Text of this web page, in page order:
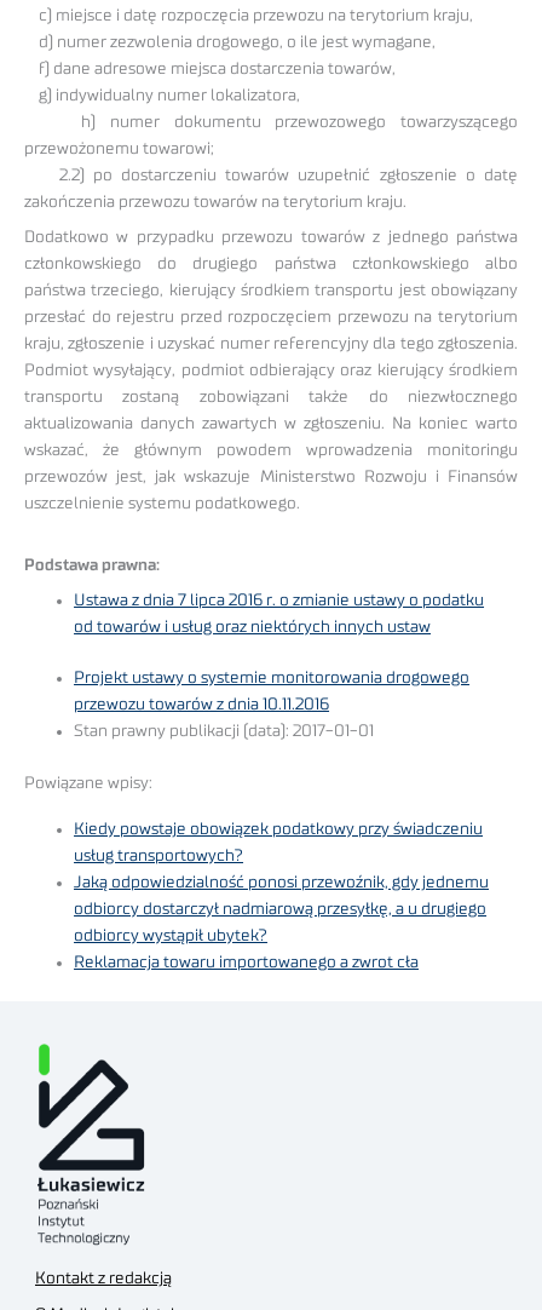
c) miejsce i datę rozpoczęcia przewozu na terytorium kraju,
d) numer zezwolenia drogowego, o ile jest wymagane,
f) dane adresowe miejsca dostarczenia towarów,
g) indywidualny numer lokalizatora,
h) numer dokumentu przewozowego towarzyszącego
przewożonemu towarowi;
2.2) po dostarczeniu towarów uzupełnić zgłoszenie o datę
zakończenia przewozu towarów na terytorium kraju.
Dodatkowo w przypadku przewozu towarów z jednego państwa
członkowskiego do drugiego państwa członkowskiego albo
państwa trzeciego, kierujący środkiem transportu jest obowiązany
przesłać do rejestru przed rozpoczęciem przewozu na terytorium
kraju, zgłoszenie i uzyskać numer referencyjny dla tego zgłoszenia.
Podmiot wysyłający, podmiot odbierający oraz kierujący środkiem
transportu zostaną zobowiązani także do niezwłocznego
aktualizowania danych zawartych w zgłoszeniu. Na koniec warto
wskazać, że głównym powodem wprowadzenia monitoringu
przewozów jest, jak wskazuje Ministerstwo Rozwoju i Finansów
uszczelnienie systemu podatkowego.
Podstawa prawna:
Ustawa z dnia 7 lipca 2016 r. o zmianie ustawy o podatku
od towarów i usług oraz niektórych innych ustaw
Projekt ustawy o systemie monitorowania drogowego
przewozu towarów z dnia 10.11.2016
Stan prawny publikacji (data): 2017-01-01
Powiązane wpisy:
Kiedy powstaje obowiązek podatkowy przy świadczeniu
usług transportowych?
Jaką odpowiedzialność ponosi przewoźnik, gdy jednemu
odbiorcy dostarczył nadmiarową przesyłkę, a u drugiego
odbiorcy wystąpił ubytek?
Reklamacja towaru importowanego a zwrot cła
Kontakt z redakcją